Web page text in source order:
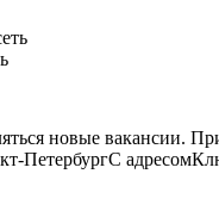
новые вакансии.
ПетербургС адресом